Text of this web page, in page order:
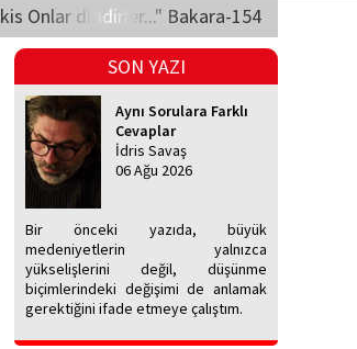
Onlar diridirler..." Bakara-154
SON YAZI
Aynı Sorulara Farklı
Cevaplar
İdris Savaş
06 Ağu 2026
Bir önceki yazıda, büyük
medeniyetlerin yalnızca
yükselişlerini değil, düşünme
biçimlerindeki değişimi de anlamak
gerektiğini ifade etmeye çalıştım.